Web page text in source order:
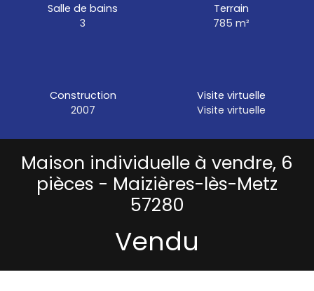
Salle de bains
3
Terrain
785 m²
Construction
2007
Visite virtuelle
Visite virtuelle
Maison individuelle à vendre, 6
pièces - Maizières-lès-Metz
57280
Vendu